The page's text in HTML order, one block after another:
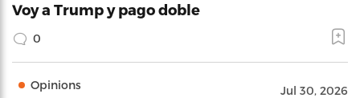
Voy a Trump y pago doble
0
Opinions Jul 30, 2026